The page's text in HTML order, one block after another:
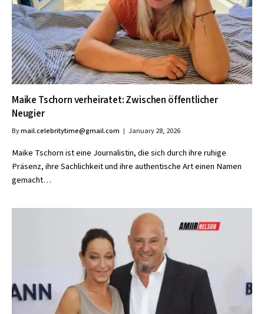
Maike Tschorn verheiratet: Zwischen öffentlicher
Neugier
Bymail.celebritytime@gmail.com January 28, 2026
Maike Tschorn ist eine Journalistin, die sich durch ihre ruhige
Präsenz, ihre Sachlichkeit und ihre authentische Art einen Namen
gemacht…